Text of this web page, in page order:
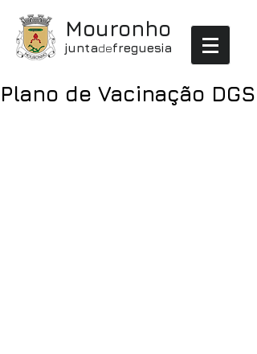
Mouronho
juntadefreguesia
Plano de Vacinação DGS